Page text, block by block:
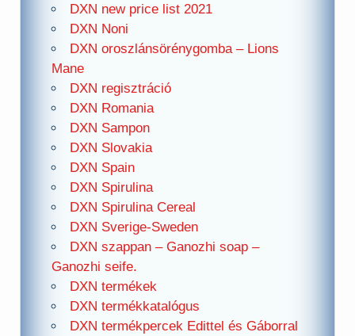
DXN new price list 2021
DXN Noni
DXN oroszlánsörénygomba – Lions
Mane
DXN regisztráció
DXN Romania
DXN Sampon
DXN Slovakia
DXN Spain
DXN Spirulina
DXN Spirulina Cereal
DXN Sverige-Sweden
DXN szappan – Ganozhi soap –
Ganozhi seife.
DXN termékek
DXN termékkatalógus
DXN termékpercek Edittel és Gáborral